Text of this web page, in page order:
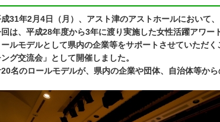
年2月4日（月）、アスト津のアストホールにおいて、
、平成28年度から3年に渡り実施した女性活躍アワー
ルモデルとして県内の企業等をサポートさせていただ
グ交流会」として開催しました。
名のロールモデルが、県内の企業や団体、自治体等から